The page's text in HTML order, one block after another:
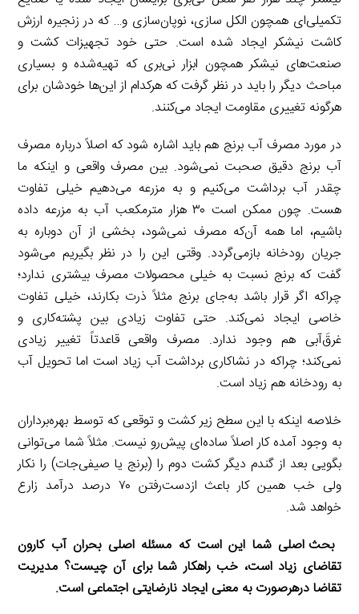
تکمیلی‌ای همچون الکل سازی، نوپان‌سازی و… که در زنجیره ارزش
کاشت نیشکر ایجاد شده است. حتی خود تجهیزات کشت و
صنعت‌های نیشکر همچون ابزار نی‌بری که تهیه‌شده و بسیاری
مباحث دیگر را باید در نظر گرفت که هرکدام از این‌ها خودشان برای
هرگونه تغییری مقاومت ایجاد می‌کنند.
در مورد مصرف آب برنج هم باید اشاره شود که اصلاً درباره مصرف
آب برنج دقیق صحبت نمی‌شود. بین مصرف واقعی و اینکه ما
چقدر آب برداشت می‌کنیم و به مزرعه می‌دهیم خیلی تفاوت
هست. چون ممکن است ۳۰ هزار مترمکعب آب به مزرعه داده
باشیم، اما همه آن‌که مصرف نمی‌شود، بخشی از آن دوباره به
جریان رودخانه بازمی‌گردد. وقتی این را در نظر بگیریم می‌شود
گفت که برنج نسبت به خیلی محصولات مصرف بیشتری ندارد؛
چراکه اگر قرار باشد به‌جای برنج مثلاً ذرت بکارند، خیلی تفاوت
خاصی ایجاد نمی‌کند. حتی تفاوت زیادی بین پشته‌کاری و
غرق‌َآبی هم وجود ندارد. مصرف واقعی قاعدتاً تغییر زیادی
نمی‌کند؛ چراکه در نشاکاری برداشت آب زیاد است اما تحویل آب
به رودخانه هم زیاد است.
خلاصه اینکه با این سطح زیر کشت و توقعی که توسط بهره‌برداران
به وجود آمده کار اصلاً ساده‌ای پیش‌رو نیست. مثلاً شما می‌توانی
بگویی بعد از گندم دیگر کشت دوم را (برنج یا صیفی‌جات) را نکار
ولی خب همین کار باعث ازدست‌رفتن ۷۰ درصد درآمد زارع
خواهد شد.
بحث اصلی شما این است که مسئله اصلی بحران آب کارون
تقاضای زیاد است، خب راهکار شما برای آن چیست؟ مدیریت
تقاضا درهرصورت به معنی ایجاد نارضایتی اجتماعی است.